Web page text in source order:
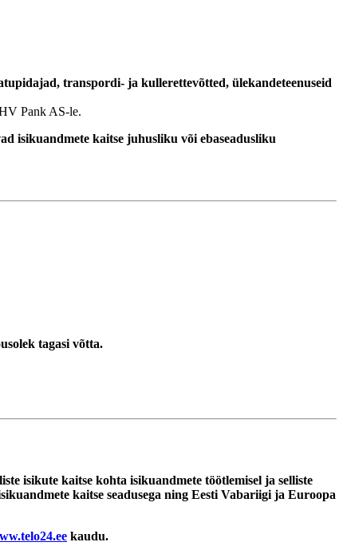
transpordi- ja kullerettevõtted, ülekandeteenuseid
Pank AS‑le.
isikuandmete kaitse juhusliku või ebaseadusliku
tagasi võtta.
isikute kaitse kohta isikuandmete töötlemisel ja selliste
kaitse seadusega ning Eesti Vabariigi ja Euroopa
kaudu.